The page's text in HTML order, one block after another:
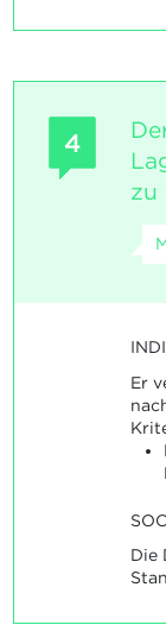
4
zu
Er
Die